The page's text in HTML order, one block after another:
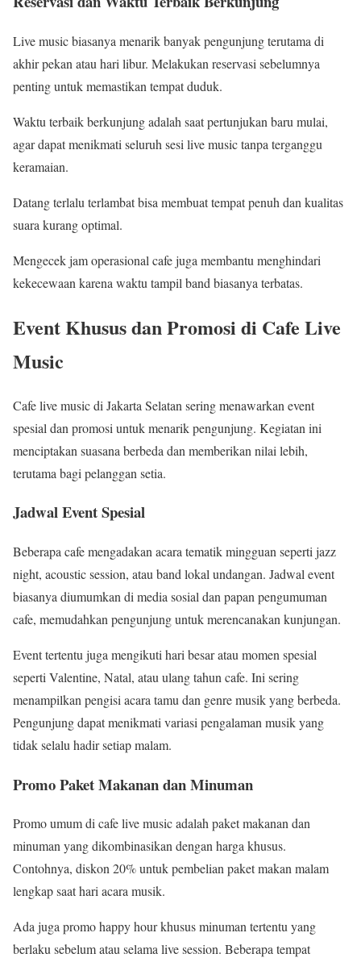
Live music biasanya menarik banyak pengunjung terutama di
akhir pekan atau hari libur. Melakukan reservasi sebelumnya
penting untuk memastikan tempat duduk.
Waktu terbaik berkunjung adalah saat pertunjukan baru mulai,
agar dapat menikmati seluruh sesi live music tanpa terganggu
keramaian.
Datang terlalu terlambat bisa membuat tempat penuh dan kualitas
suara kurang optimal.
Mengecek jam operasional cafe juga membantu menghindari
kekecewaan karena waktu tampil band biasanya terbatas.
Event Khusus dan Promosi di Cafe Live
Music
Cafe live music di Jakarta Selatan sering menawarkan event
spesial dan promosi untuk menarik pengunjung. Kegiatan ini
menciptakan suasana berbeda dan memberikan nilai lebih,
terutama bagi pelanggan setia.
Jadwal Event Spesial
Beberapa cafe mengadakan acara tematik mingguan seperti jazz
night, acoustic session, atau band lokal undangan. Jadwal event
biasanya diumumkan di media sosial dan papan pengumuman
cafe, memudahkan pengunjung untuk merencanakan kunjungan.
Event tertentu juga mengikuti hari besar atau momen spesial
seperti Valentine, Natal, atau ulang tahun cafe. Ini sering
menampilkan pengisi acara tamu dan genre musik yang berbeda.
Pengunjung dapat menikmati variasi pengalaman musik yang
tidak selalu hadir setiap malam.
Promo Paket Makanan dan Minuman
Promo umum di cafe live music adalah paket makanan dan
minuman yang dikombinasikan dengan harga khusus.
Contohnya, diskon 20% untuk pembelian paket makan malam
lengkap saat hari acara musik.
Ada juga promo happy hour khusus minuman tertentu yang
berlaku sebelum atau selama live session. Beberapa tempat